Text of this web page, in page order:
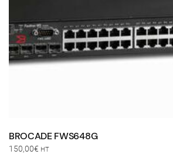
BROCADE FWS648G
150,00€ HT